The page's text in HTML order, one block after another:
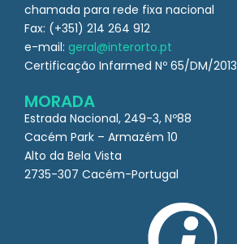
chamada para rede fixa nacional
Fax: (+351) 214 264 912
e-mail: geral@interorto.pt
Certificação Infarmed Nº 65/DM/2013
MORADA
Estrada Nacional, 249-3, Nº88
Cacém Park – Armazém 10
Alto da Bela Vista
2735-307 Cacém-Portugal